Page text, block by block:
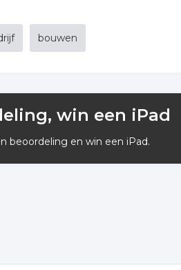
bouwen
win een iPad
beoordeling en win een iPad.